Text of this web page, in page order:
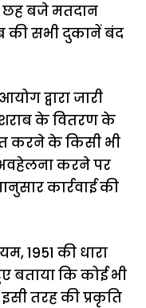
बजे मतदान
की सभी दुकानें बंद
द्वारा जारी
के वितरण के
करने के किसी भी
अवहेलना करने पर
कार्रवाई की
1951 की धारा
बताया कि कोई भी
तरह की प्रकृति